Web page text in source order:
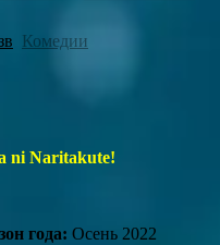
Комедии
ni Naritakute!
года: Осень 2022